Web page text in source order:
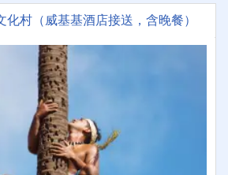
化村（威基基酒店接送，含晚餐）